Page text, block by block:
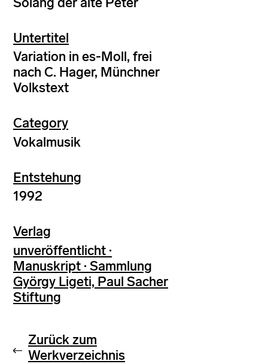
Untertitel
Variation in es-Moll, frei
nach C. Hager, Münchner
Volkstext
Category
Vokalmusik
Entstehung
1992
Verlag
unveröffentlicht ·
Manuskript · Sammlung
György Ligeti, Paul Sacher
Stiftung
Zurück zum
Werkverzeichnis